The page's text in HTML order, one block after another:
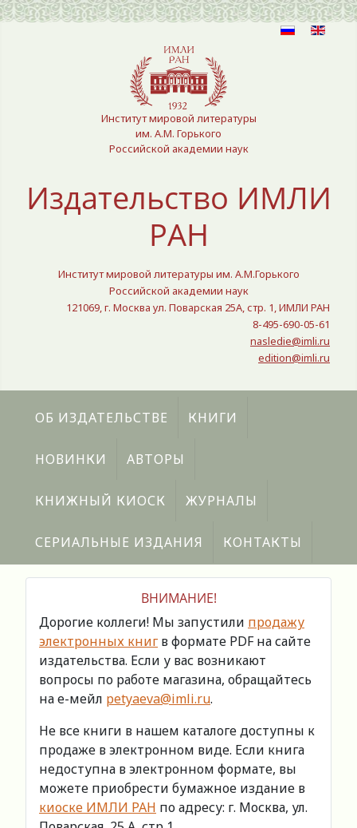
Выберите язык
Институт мировой литературы
им. А.М. Горького
Российской академии наук
Издательство ИМЛИ
РАН
Институт мировой литературы им. А.М.Горького
Российской академии наук
121069, г. Москва ул. Поварская 25A, стр. 1, ИМЛИ РАН
8-495-690-05-61
nasledie@imli.ru
edition@imli.ru
ОБ ИЗДАТЕЛЬСТВЕ КНИГИ
НОВИНКИ АВТОРЫ
КНИЖНЫЙ КИОСК ЖУРНАЛЫ
СЕРИАЛЬНЫЕ ИЗДАНИЯ КОНТАКТЫ
ВНИМАНИЕ!
Дорогие коллеги! Мы запустили продажу
электронных книг в формате PDF на сайте
издательства. Если у вас возникают
вопросы по работе магазина, обращайтесь
на е-мейл petyaeva@imli.ru.
Не все книги в нашем каталоге доступны к
продаже в электронном виде. Если книга
недоступна в электронном формате, вы
можете приобрести бумажное издание в
киоске ИМЛИ РАН по адресу: г. Москва, ул.